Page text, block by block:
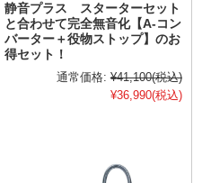
静音プラス スターターセット
と合わせて完全無音化【A-コン
バーター＋役物ストップ】のお
得セット！
通常価格: ¥41,100(税込)
¥36,990(税込)